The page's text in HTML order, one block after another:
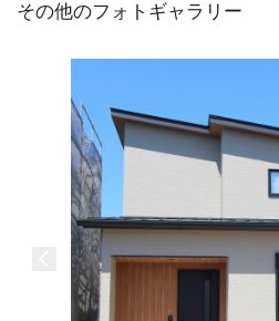
その他のフォトギャラリー